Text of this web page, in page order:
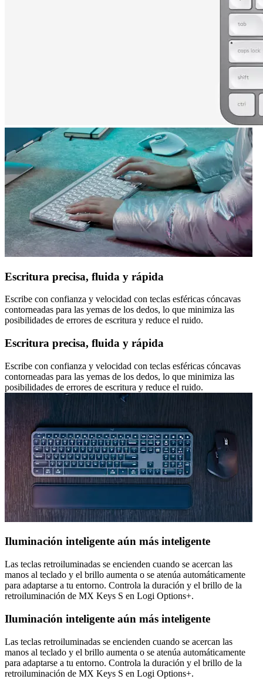
Escritura precisa, fluida y rápida
Escribe con confianza y velocidad con teclas esféricas cóncavas
contorneadas para las yemas de los dedos, lo que minimiza las
posibilidades de errores de escritura y reduce el ruido.
Escritura precisa, fluida y rápida
Escribe con confianza y velocidad con teclas esféricas cóncavas
contorneadas para las yemas de los dedos, lo que minimiza las
posibilidades de errores de escritura y reduce el ruido.
Iluminación inteligente aún más inteligente
Las teclas retroiluminadas se encienden cuando se acercan las
manos al teclado y el brillo aumenta o se atenúa automáticamente
para adaptarse a tu entorno. Controla la duración y el brillo de la
retroiluminación de MX Keys S en Logi Options+.
Iluminación inteligente aún más inteligente
Las teclas retroiluminadas se encienden cuando se acercan las
manos al teclado y el brillo aumenta o se atenúa automáticamente
para adaptarse a tu entorno. Controla la duración y el brillo de la
retroiluminación de MX Keys S en Logi Options+.